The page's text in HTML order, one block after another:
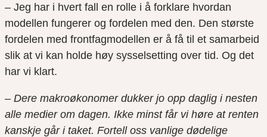
– Jeg har i hvert fall en rolle i å forklare hvordan
modellen fungerer og fordelen med den. Den største
fordelen med frontfagmodellen er å få til et samarbeid
slik at vi kan holde høy sysselsetting over tid. Og det
har vi klart.
– Dere makroøkonomer dukker jo opp daglig i nesten
alle medier om dagen. Ikke minst får vi høre at renten
kanskje går i taket. Fortell oss vanlige dødelige